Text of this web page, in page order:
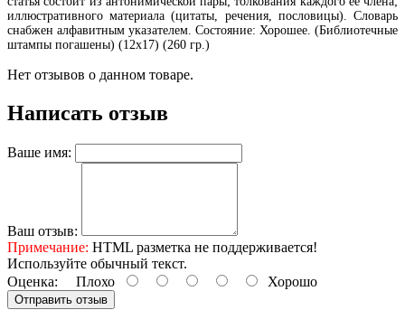
иллюстративного материала (цитаты, речения, пословицы). Словарь
снабжен алфавитным указателем. Состояние: Хорошее. (Библиотечные
штампы погашены) (12х17) (260 гр.)
Нет отзывов о данном товаре.
Написать отзыв
Ваше имя:
Ваш отзыв:
Примечание: HTML разметка не поддерживается!
Используйте обычный текст.
Оценка: Плохо Хорошо
Отправить отзыв